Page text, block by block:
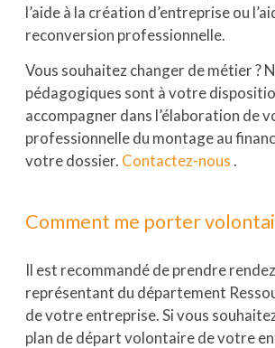
l’aide à la création d’entreprise ou
reconversion professionnelle.
Vous souhaitez changer de métier ?
pédagogiques sont à votre
accompagner dans l’élaboration de
professionnelle du montage au
votre dossier. Contactez-nous.
Comment me porter
Il est recommandé de prendre
représentant du département
de votre entreprise. Si vous
plan de départ volontaire de votre